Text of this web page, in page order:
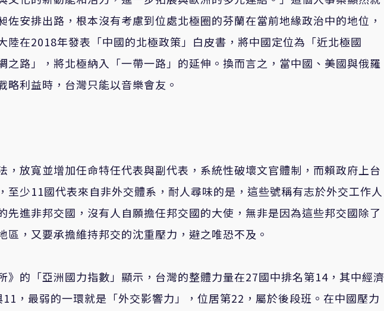
佐安排出路，根本沒有考慮到位處北極圈的芬蘭在當前地緣政治中的地位，
陸在2018年發表「中國的北極政策」白皮書，將中國定位為「近北極國
之路」，將北極納入「一帶一路」的延伸。換而言之，當中國、美國與俄羅
略利益時，台灣只能以音樂會友。
，放寬並增加任命特任代表與副代表，系統性破壞文官體制，而賴政府上台
至少11國代表來自非外交體系，耐人尋味的是，這些號稱有志於外交工作人
先進非邦交國，沒有人自願擔任邦交國的大使，無非是因為這些邦交國除了
區，又要承擔維持邦交的沈重壓力，避之唯恐不及。
》的「亞洲國力指數」顯示，台灣的整體力量在27國中排名第14，其中經濟
，最弱的一環就是「外交影響力」，位居第22，屬於後段班。在中國壓力